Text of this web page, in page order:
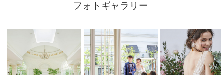
フォトギャラリー